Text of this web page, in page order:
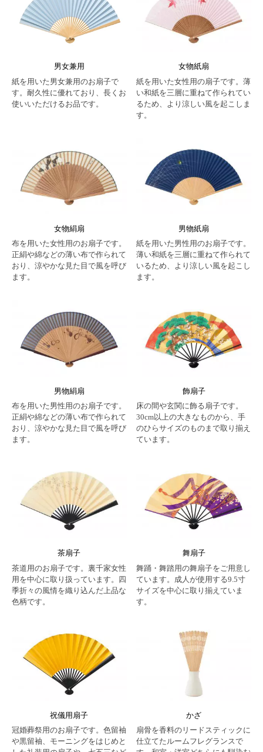
男女兼用
紙を用いた男女兼用のお扇子で
す。耐久性に優れており、長くお
使いいただけるお品です。
女物紙扇
紙を用いた女性用の扇子です。薄
い和紙を三層に重ねて作られてい
るため、より涼しい風を起こしま
す。
女物絹扇
布を用いた女性用のお扇子です。
正絹や綿などの薄い布で作られて
おり、涼やかな見た目で風を呼び
ます。
男物紙扇
紙を用いた男性用のお扇子です。
薄い和紙を三層に重ねて作られて
いるため、より涼しい風を起こし
ます。
男物絹扇
布を用いた男性用のお扇子です。
正絹や綿などの薄い布で作られて
おり、涼やかな見た目で風を呼び
ます。
飾扇子
床の間や玄関に飾る扇子です。
30cm以上の大きなものから、手
のひらサイズのものまで取り揃え
ています。
茶扇子
茶道用のお扇子です。裏千家女性
用を中心に取り扱っています。四
季折々の風情を織り込んだ上品な
色柄です。
舞扇子
舞踊・舞踏用の舞扇子をご用意し
ています。成人が使用する9.5寸
サイズを中心に取り揃えていま
す。
祝儀用扇子
冠婚葬祭用のお扇子です。色留袖
や黒留袖、モーニングをはじめと
かざ
扇骨を香料のリードスティックに
仕立てたルームフレグランスで